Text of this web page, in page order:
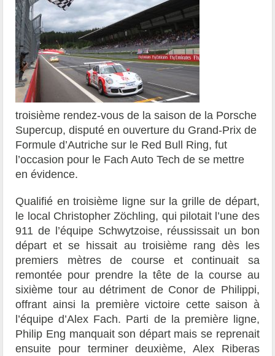
troisième rendez-vous de la saison de la Porsche
Supercup, disputé en ouverture du Grand-Prix de
Formule d’Autriche sur le Red Bull Ring, fut
l’occasion pour le Fach Auto Tech de se mettre
en évidence.
Qualifié en troisième ligne sur la grille de départ,
le local Christopher Zöchling, qui pilotait l’une des
911 de l’équipe Schwytzoise, réussissait un bon
départ et se hissait au troisième rang dès les
premiers mètres de course et continuait sa
remontée pour prendre la tête de la course au
sixième tour au détriment de Conor de Philippi,
offrant ainsi la première victoire cette saison à
l’équipe d’Alex Fach. Parti de la première ligne,
Philip Eng manquait son départ mais se reprenait
ensuite pour terminer deuxième, Alex Riberas